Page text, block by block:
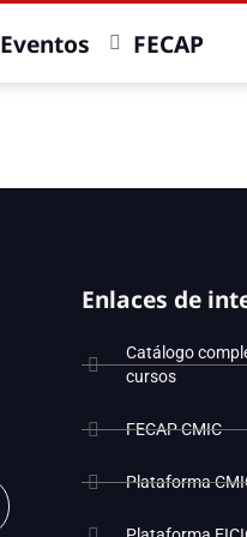
Eventos FECAP
Enlaces de
Catálogo
cursos
FECAP CMIC
Plataforma